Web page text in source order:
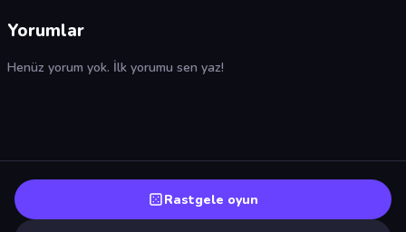
Yorumlar
Henüz yorum yok. İlk yorumu sen yaz!
Rastgele oyun